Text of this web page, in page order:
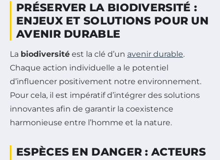
PRÉSERVER LA BIODIVERSITÉ :
ENJEUX ET SOLUTIONS POUR UN
AVENIR DURABLE
La biodiversité est la clé d’un avenir durable.
Chaque action individuelle a le potentiel
d’influencer positivement notre environnement.
Pour cela, il est impératif d’intégrer des solutions
innovantes afin de garantir la coexistence
harmonieuse entre l’homme et la nature.
ESPÈCES EN DANGER : ACTEURS